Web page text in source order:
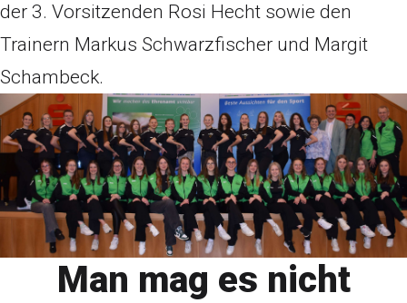
der 3. Vorsitzenden Rosi Hecht sowie den
Trainern Markus Schwarzfischer und Margit
Schambeck.
Man mag es nicht